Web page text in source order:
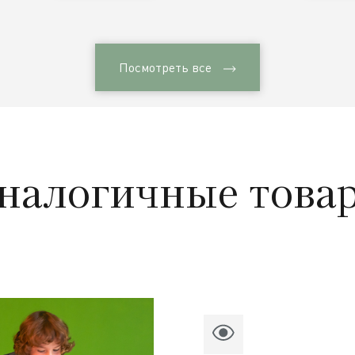
Посмотреть все